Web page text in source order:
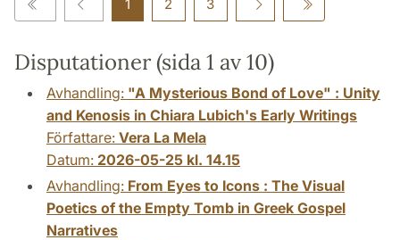
1 2 3
Disputationer (sida 1 av 10)
Avhandling: "A Mysterious Bond of Love" : Unity
and Kenosis in Chiara Lubich's Early Writings
Författare: Vera La Mela
Datum: 2026-05-25 kl. 14.15
Avhandling: From Eyes to Icons : The Visual
Poetics of the Empty Tomb in Greek Gospel
Narratives